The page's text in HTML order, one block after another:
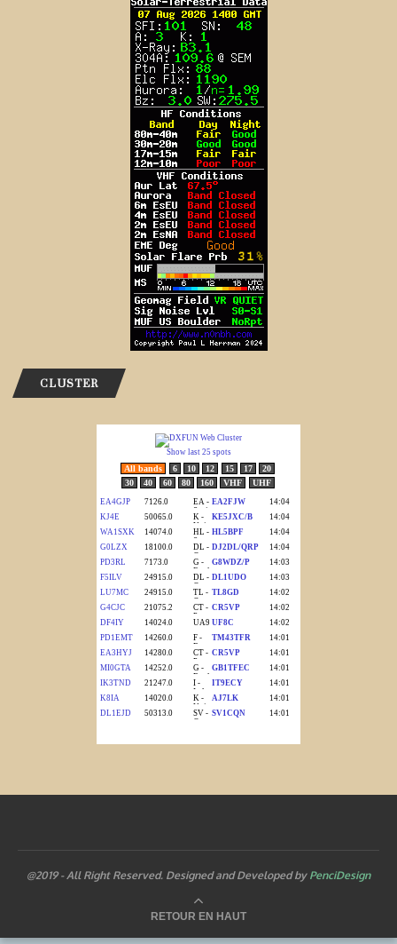
CLUSTER
@2019 - All Right Reserved. Designed and Developed by PenciDesign
RETOUR EN HAUT